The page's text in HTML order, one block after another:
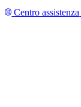
Centro assistenza